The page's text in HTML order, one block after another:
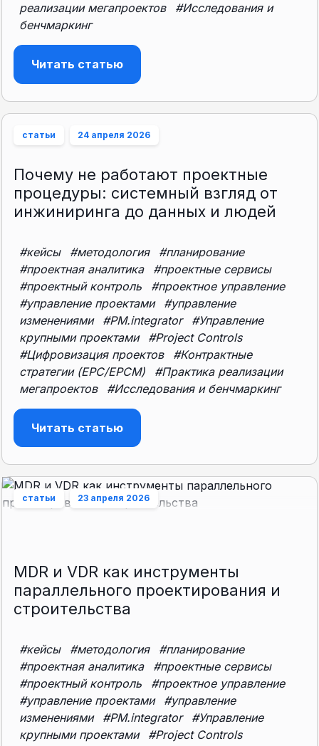
реализации мегапроектов
#Исследования и
бенчмаркинг
Читать статью
статьи 24 апреля 2026
Почему не работают проектные
процедуры: системный взгляд от
инжиниринга до данных и людей
#кейсы #методология
#планирование
#проектная аналитика
#проектные сервисы
#проектный контроль
#проектное управление
#управление проектами
#управление
изменениями
#PM.integrator
#Управление
крупными проектами
#Project Controls
#Цифровизация проектов
#Контрактные
стратегии (EPC/EPCM)
#Практика реализации
мегапроектов
#Исследования и бенчмаркинг
Читать статью
статьи 23 апреля 2026
MDR и VDR как инструменты
параллельного проектирования и
строительства
#кейсы #методология
#планирование
#проектная аналитика
#проектные сервисы
#проектный контроль
#проектное управление
#управление проектами
#управление
изменениями
#PM.integrator
#Управление
крупными проектами
#Project Controls